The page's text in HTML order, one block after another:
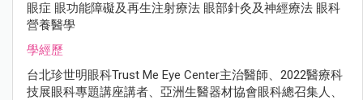
眼症 眼功能障礙及再⽣注射療法 眼部針灸及神經療法 眼科
營養醫學
學經歷
台北珍世明眼科Trust Me Eye Center主治醫師、2022醫療科
技展眼科專題講座講者、亞洲⽣醫器材協會眼科總召集⼈、